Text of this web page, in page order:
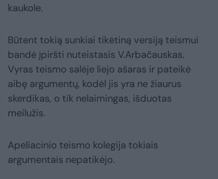
kaukole.
Būtent tokią sunkiai tikėtiną versiją teismui
bandė įpiršti nuteistasis V.Arbačauskas.
Vyras teismo salėje liejo ašaras ir pateikė
aibę argumentų, kodėl jis yra ne žiaurus
skerdikas, o tik nelaimingas, išduotas
meilužis.
Apeliacinio teismo kolegija tokiais
argumentais nepatikėjo.